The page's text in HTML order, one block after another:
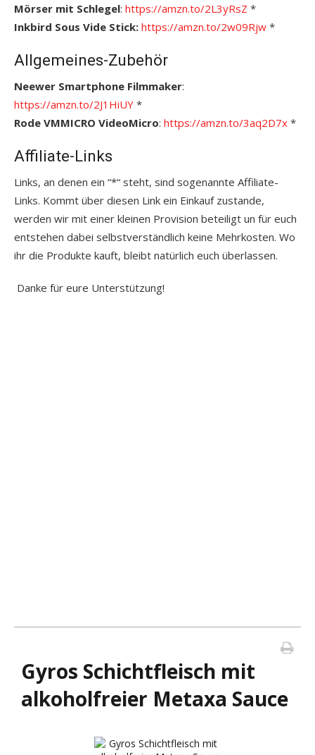
Mörser mit Schlegel: https://amzn.to/2L3yRsZ *
Inkbird Sous Vide Stick: https://amzn.to/2w09Rjw *
Allgemeines-Zubehör
Neewer Smartphone Filmmaker:
https://amzn.to/2J1HiUY *
Rode VMMICRO VideoMicro: https://amzn.to/3aq2D7x *
Affiliate-Links
Links, an denen ein “*“ steht, sind sogenannte Affiliate-
Links. Kommt über diesen Link ein Einkauf zustande,
werden wir mit einer kleinen Provision beteiligt un für euch
entstehen dabei selbstverständlich keine Mehrkosten. Wo
ihr die Produkte kauft, bleibt natürlich euch überlassen.
Danke für eure Unterstützung!
Gyros Schichtfleisch mit
alkoholfreier Metaxa Sauce